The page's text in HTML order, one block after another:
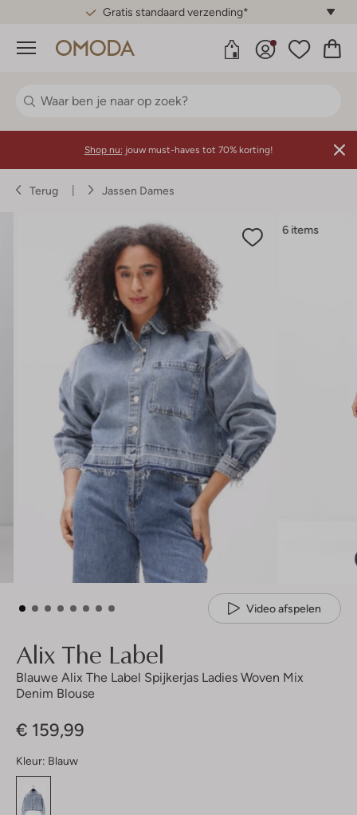
Gratis standaard verzending*
Menu
Shop nu: jouw must-haves tot 70% korting!
Terug Jassen Dames
6 items
Video afspelen
Alix The Label
Blauwe Alix The Label Spijkerjas Ladies Woven Mix
Denim Blouse
€ 159,99
Kleur: Blauw